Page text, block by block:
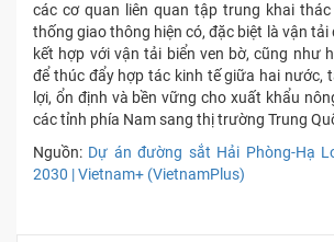
các cơ quan liên quan tập trung khai
thống giao thông hiện có, đặc biệt là vận
kết hợp với vận tải biển ven bờ, cũng như
để thúc đẩy hợp tác kinh tế giữa hai nước,
lợi, ổn định và bền vững cho xuất khẩu
các tỉnh phía Nam sang thị trường Trung
Nguồn: Dự án đường sắt Hải Phòng-Hạ
2030 | Vietnam+ (VietnamPlus)